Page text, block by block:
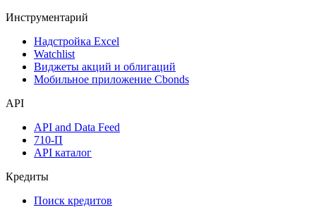
Инструментарий
Надстройка Excel
Watchlist
Виджеты акций и облигаций
Мобильное приложение Cbonds
API
API and Data Feed
710-П
API каталог
Кредиты
Поиск кредитов